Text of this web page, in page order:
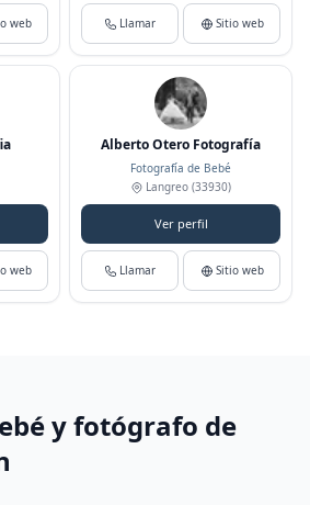
web Llamar Sitio web
web
Alberto Otero Fotografía
Fotografía de Bebé
Langreo (33930)
Ver perfil
Llamar Sitio web
y fotógrafo de